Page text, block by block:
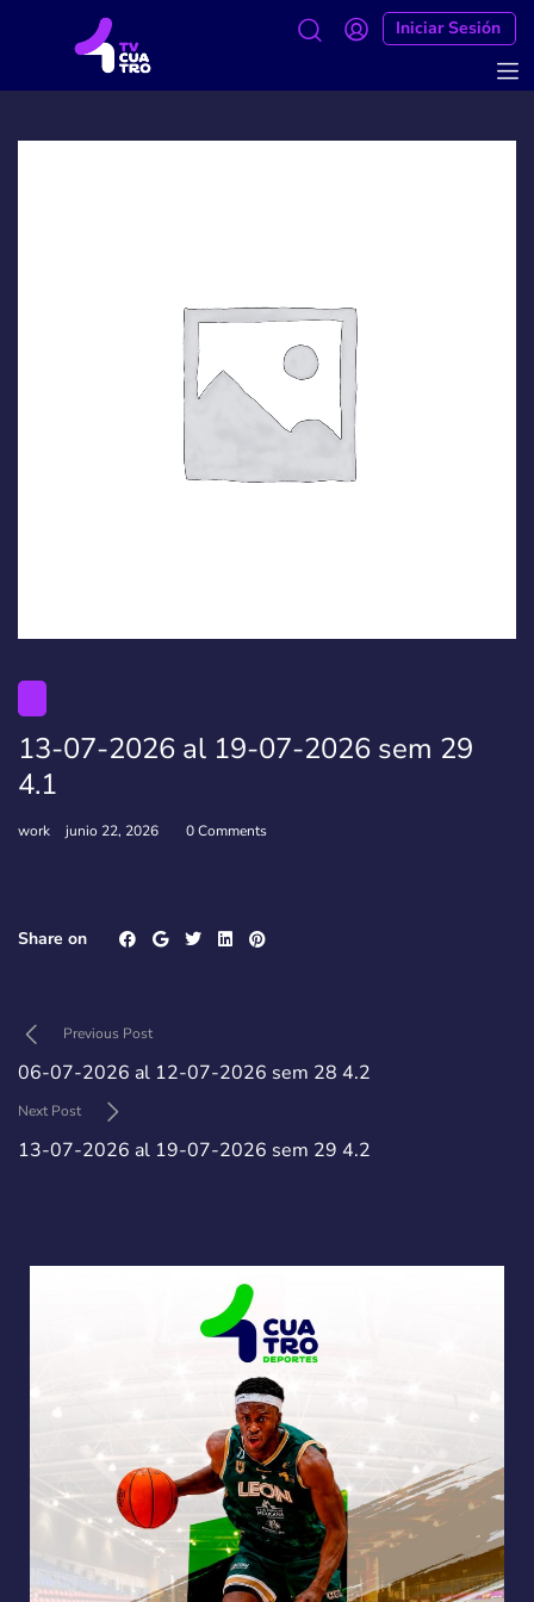
Iniciar Sesión
13-07-2026 al 19-07-2026 sem 29
4.1
work junio 22, 2026 0 Comments
Share on
Previous Post
06-07-2026 al 12-07-2026 sem 28 4.2
Next Post
13-07-2026 al 19-07-2026 sem 29 4.2